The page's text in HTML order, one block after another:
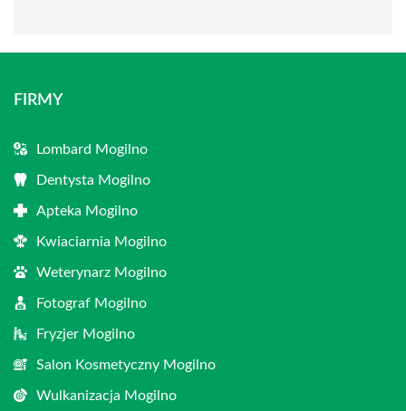
FIRMY
Lombard Mogilno
Dentysta Mogilno
Apteka Mogilno
Kwiaciarnia Mogilno
Weterynarz Mogilno
Fotograf Mogilno
Fryzjer Mogilno
Salon Kosmetyczny Mogilno
Wulkanizacja Mogilno